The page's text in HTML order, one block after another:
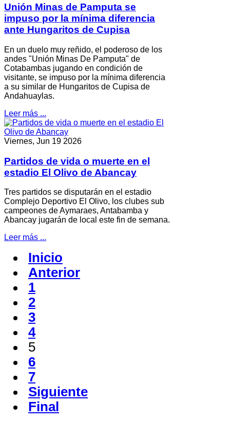
Unión Minas de Pamputa se
impuso por la mínima diferencia
ante Hungaritos de Cupisa
En un duelo muy reñido, el poderoso de los
andes "Unión Minas De Pamputa" de
Cotabambas jugando en condición de
visitante, se impuso por la mínima diferencia
a su similar de Hungaritos de Cupisa de
Andahuaylas.
Leer más ...
Viernes, Jun 19 2026
Partidos de vida o muerte en el
estadio El Olivo de Abancay
Tres partidos se disputarán en el estadio
Complejo Deportivo El Olivo, los clubes sub
campeones de Aymaraes, Antabamba y
Abancay jugarán de local este fin de semana.
Leer más ...
Inicio
Anterior
1
2
3
4
5
6
7
Siguiente
Final